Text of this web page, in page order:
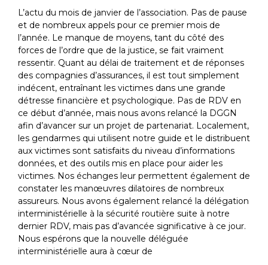
L’actu du mois de janvier de l’association. Pas de pause
et de nombreux appels pour ce premier mois de
l’année. Le manque de moyens, tant du côté des
forces de l’ordre que de la justice, se fait vraiment
ressentir. Quant au délai de traitement et de réponses
des compagnies d’assurances, il est tout simplement
indécent, entraînant les victimes dans une grande
détresse financière et psychologique. Pas de RDV en
ce début d’année, mais nous avons relancé la DGGN
afin d’avancer sur un projet de partenariat. Localement,
les gendarmes qui utilisent notre guide et le distribuent
aux victimes sont satisfaits du niveau d’informations
données, et des outils mis en place pour aider les
victimes. Nos échanges leur permettent également de
constater les manœuvres dilatoires de nombreux
assureurs. Nous avons également relancé la délégation
interministérielle à la sécurité routière suite à notre
dernier RDV, mais pas d’avancée significative à ce jour.
Nous espérons que la nouvelle déléguée
interministérielle aura à cœur de